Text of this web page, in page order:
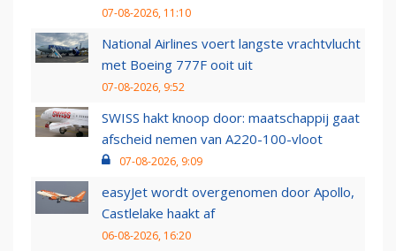
07-08-2026, 11:10
National Airlines voert langste vrachtvlucht
met Boeing 777F ooit uit
07-08-2026, 9:52
SWISS hakt knoop door: maatschappij gaat
afscheid nemen van A220-100-vloot
07-08-2026, 9:09
easyJet wordt overgenomen door Apollo,
Castlelake haakt af
06-08-2026, 16:20